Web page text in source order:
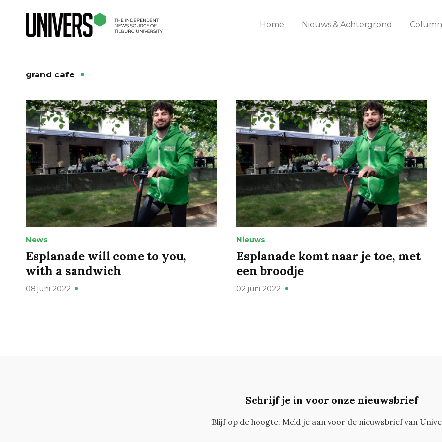
Home Nieuws & Achtergrond
grand cafe
News
Esplanade will come to you,
with a sandwich
08 juni 2022
Nieuws
Esplanade komt naar je toe, met
een broodje
02 juni 2022
Schrijf je in voor onze nieuwsbrief
Blijf op de hoogte. Meld je aan voor de nieuwsbrief van